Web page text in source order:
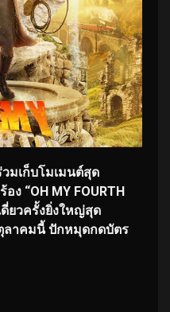
มเก็บโมเมนต์สุด
“OH MY FOURTH
ดี่ยวครั้งยิ่งใหญ่สุด
ลาคมนี้ ปักหมุดกดบัตร